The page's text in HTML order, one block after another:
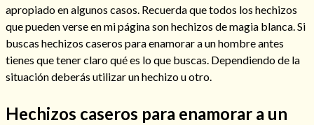
apropiado en algunos casos. Recuerda que todos los hechizos
que pueden verse en mi página son hechizos de magia blanca. Si
buscas hechizos caseros para enamorar a un hombre antes
tienes que tener claro qué es lo que buscas. Dependiendo de la
situación deberás utilizar un hechizo u otro.
Hechizos caseros para enamorar a un